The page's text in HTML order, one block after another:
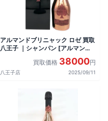
アルマンドブリニャック ロゼ 買取
八王子 ｜シャンパン [アルマンド
ブリニャック ロゼ]をお酒
買取価格 38000円
八王子店 2025/09/11